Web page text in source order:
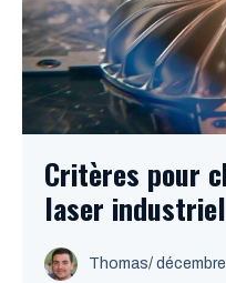
Critères pour
laser
Thomas/